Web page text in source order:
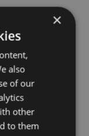
×
also
of our
other
to them